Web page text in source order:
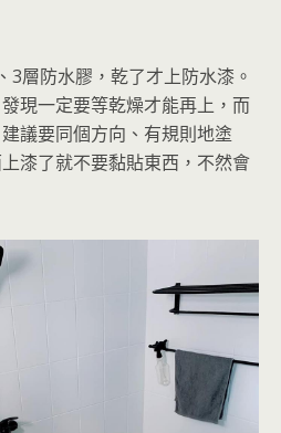
3層防水膠，乾了才上防水漆。
現一定要等乾燥才能再上，而
議要同個方向、有規則地塗
漆了就不要黏貼東西，不然會